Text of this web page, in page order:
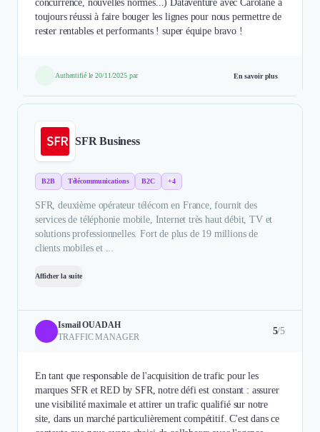
concurrence, nouvelles normes...) Dataventure avec Carolane a
toujours réussi à faire bouger les lignes pour nous permettre de
rester rentables et performants ! super équipe bravo !
Authentifié le 20/11/2025 par En savoir plus
SFR Business
B2B Télécommunications B2C +4
SFR, deuxième opérateur télécom en France, fournit des
services de téléphonie mobile, Internet très haut débit, TV et
solutions professionnelles. Fort de plus de 19 millions de
clients mobiles et ...
Afficher la suite
Ismail OUADAH
TRAFFIC MANAGER
5/5
En tant que responsable de l'acquisition de trafic pour les
marques SFR et RED by SFR, notre défi est constant : assurer
une visibilité maximale et attirer un trafic qualifié sur notre
site, dans un marché particulièrement compétitif. C'est dans ce